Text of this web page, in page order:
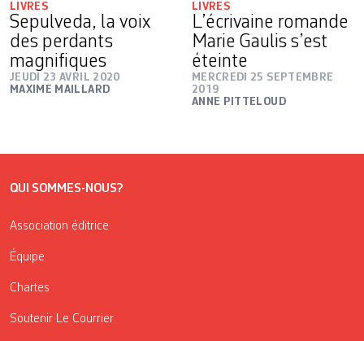
LIVRES
Sepulveda, la voix
des perdants
magnifiques
JEUDI 23 AVRIL 2020
MAXIME MAILLARD
LIVRES
L’écrivaine romande
Marie Gaulis s’est
éteinte
MERCREDI 25 SEPTEMBRE
2019
ANNE PITTELOUD
QUI SOMMES-NOUS?
Association éditrice
Équipe
Chartes
Soutenir Le Courrier